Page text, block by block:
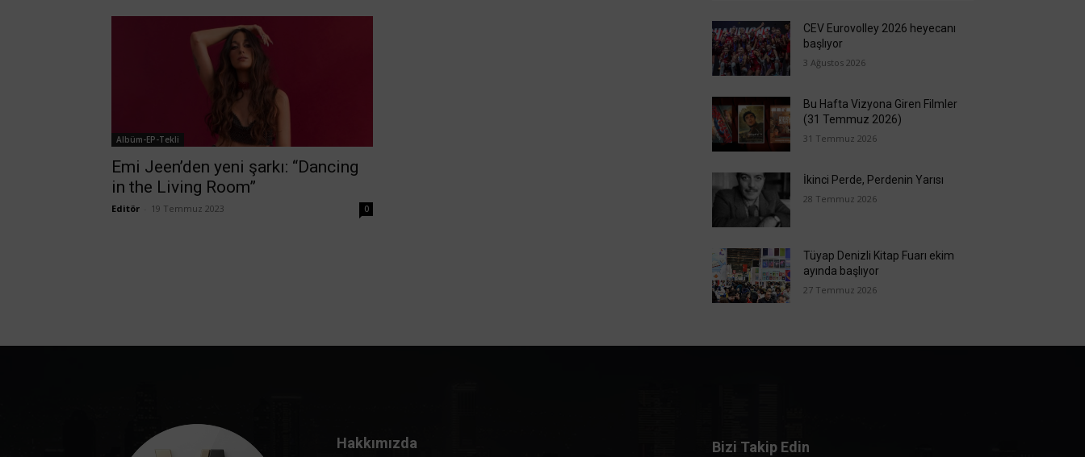
Albüm-EP-Tekli
Emi Jeen’den yeni şarkı: “Dancing
in the Living Room”
Editör 19 Temmuz 2023 0
CEV Eurovolley 2026 heyecanı
başlıyor
3 Ağustos 2026
Bu Hafta Vizyona Giren Filmler
(31 Temmuz 2026)
31 Temmuz 2026
İkinci Perde, Perdenin Yarısı
28 Temmuz 2026
Tüyap Denizli Kitap Fuarı ekim
ayında başlıyor
27 Temmuz 2026
Hakkımızda Bizi Takip Edin